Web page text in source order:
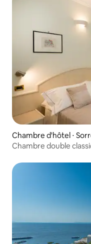
Chambre d'hôtel ⋅
Chambre double